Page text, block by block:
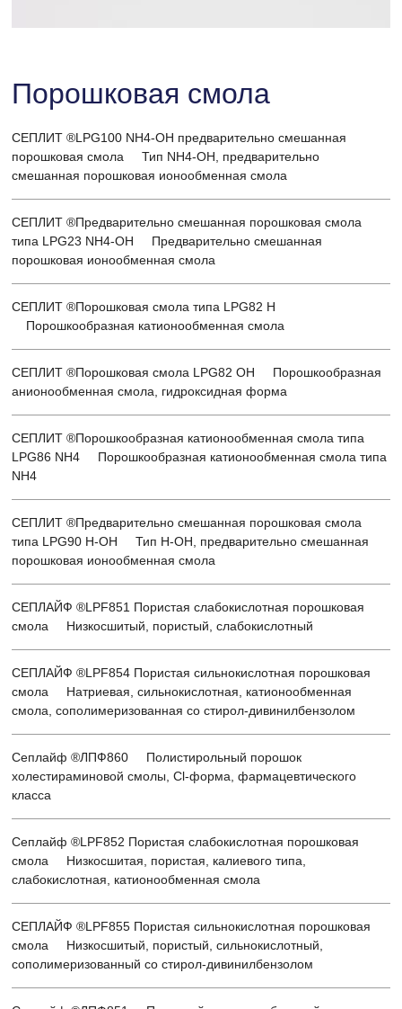
Порошковая смола
СЕПЛИТ ®LPG100 NH4-OH предварительно смешанная
порошковая смола Тип NH4-OH, предварительно
смешанная порошковая ионообменная смола
СЕПЛИТ ®Предварительно смешанная порошковая смола
типа LPG23 NH4-OH Предварительно смешанная
порошковая ионообменная смола
СЕПЛИТ ®Порошковая смола типа LPG82 H
Порошкообразная катионообменная смола
СЕПЛИТ ®Порошковая смола LPG82 OH Порошкообразная
анионообменная смола, гидроксидная форма
СЕПЛИТ ®Порошкообразная катионообменная смола типа
LPG86 NH4 Порошкообразная катионообменная смола типа
NH4
СЕПЛИТ ®Предварительно смешанная порошковая смола
типа LPG90 H-OH Тип H-OH, предварительно смешанная
порошковая ионообменная смола
СЕПЛАЙФ ®LPF851 Пористая слабокислотная порошковая
смола Низкосшитый, пористый, слабокислотный
СЕПЛАЙФ ®LPF854 Пористая сильнокислотная порошковая
смола Натриевая, сильнокислотная, катионообменная
смола, сополимеризованная со стирол-дивинилбензолом
Сеплайф ®ЛПФ860 Полистирольный порошок
холестираминовой смолы, Cl-форма, фармацевтического
класса
Сеплайф ®LPF852 Пористая слабокислотная порошковая
смола Низкосшитая, пористая, калиевого типа,
слабокислотная, катионообменная смола
СЕПЛАЙФ ®LPF855 Пористая сильнокислотная порошковая
смола Низкосшитый, пористый, сильнокислотный,
сополимеризованный со стирол-дивинилбензолом